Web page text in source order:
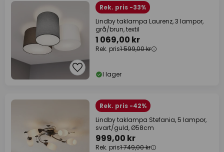
Rek. pris -33%
Lindby taklampa Laurenz, 3 lampor,
grå/brun, textil
1 069,00 kr
Rek. pris1 599,00 kr
I lager
Rek. pris -42%
Lindby taklampa Stefania, 5 lampor,
svart/guld, Ø58cm
999,00 kr
Rek. pris1 749,00 kr